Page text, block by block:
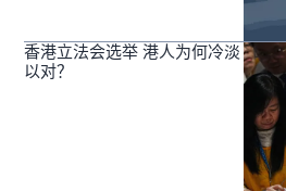
香港立法会选举 港人为何冷淡
以对？